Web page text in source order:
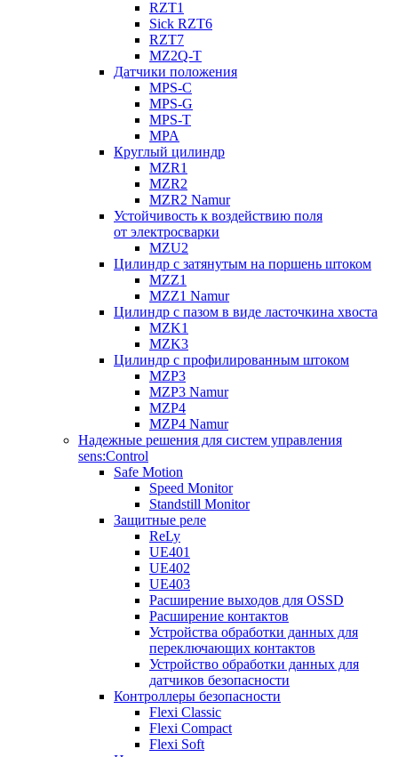
RZT1
Sick RZT6
RZT7
MZ2Q-T
Датчики положения
MPS-C
MPS-G
MPS-T
MPA
Круглый цилиндр
MZR1
MZR2
MZR2 Namur
Устойчивость к воздействию поля
от электросварки
MZU2
Цилиндр с затянутым на поршень штоком
MZZ1
MZZ1 Namur
Цилиндр с пазом в виде ласточкина хвоста
MZK1
MZK3
Цилиндр с профилированным штоком
MZP3
MZP3 Namur
MZP4
MZP4 Namur
Надежные решения для систем управления
sens:Control
Safe Motion
Speed Monitor
Standstill Monitor
Защитные реле
ReLy
UE401
UE402
UE403
Расширение выходов для OSSD
Расширение контактов
Устройства обработки данных для
переключающих контактов
Устройство обработки данных для
датчиков безопасности
Контроллеры безопасности
Flexi Classic
Flexi Compact
Flexi Soft